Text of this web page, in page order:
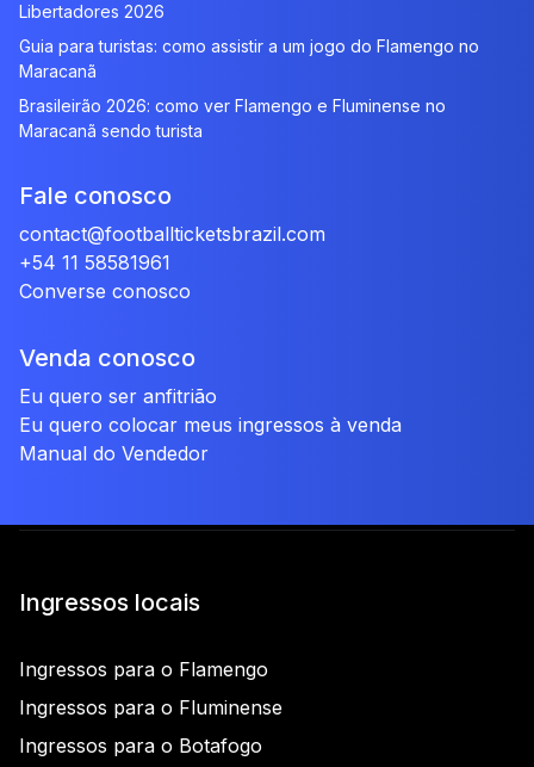
Libertadores 2026
Guia para turistas: como assistir a um jogo do Flamengo no
Maracanã
Brasileirão 2026: como ver Flamengo e Fluminense no
Maracanã sendo turista
Fale conosco
contact@footballticketsbrazil.com
+54 11 58581961
Converse conosco
Venda conosco
Eu quero ser anfitrião
Eu quero colocar meus ingressos à venda
Manual do Vendedor
Ingressos locais
Ingressos para o Flamengo
Ingressos para o Fluminense
Ingressos para o Botafogo